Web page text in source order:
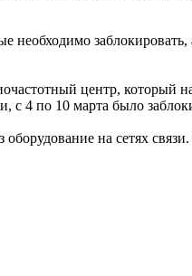
центр, который
4 по 10 марта было
на сетях